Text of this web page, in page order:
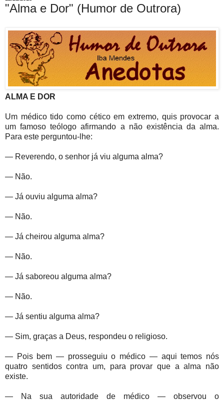
"Alma e Dor" (Humor de Outrora)
ALMA E DOR
Um médico tido como cético em extremo, quis provocar a
um famoso teólogo afirmando a não existência da alma.
Para este perguntou-lhe:
— Reverendo, o senhor já viu alguma alma?
— Não.
— Já ouviu alguma alma?
— Não.
— Já cheirou alguma alma?
— Não.
— Já saboreou alguma alma?
— Não.
— Já sentiu alguma alma?
— Sim, graças a Deus, respondeu o religioso.
— Pois bem — prosseguiu o médico — aqui temos nós
quatro sentidos contra um, para provar que a alma não
existe.
— Na sua autoridade de médico — observou o